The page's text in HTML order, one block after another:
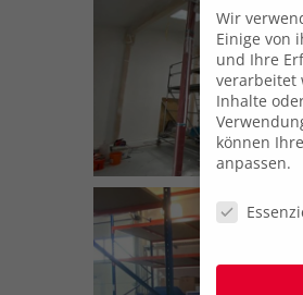
Wir
Einige von
und Ihre
verarbeitet
Inhalte
können
anpassen.